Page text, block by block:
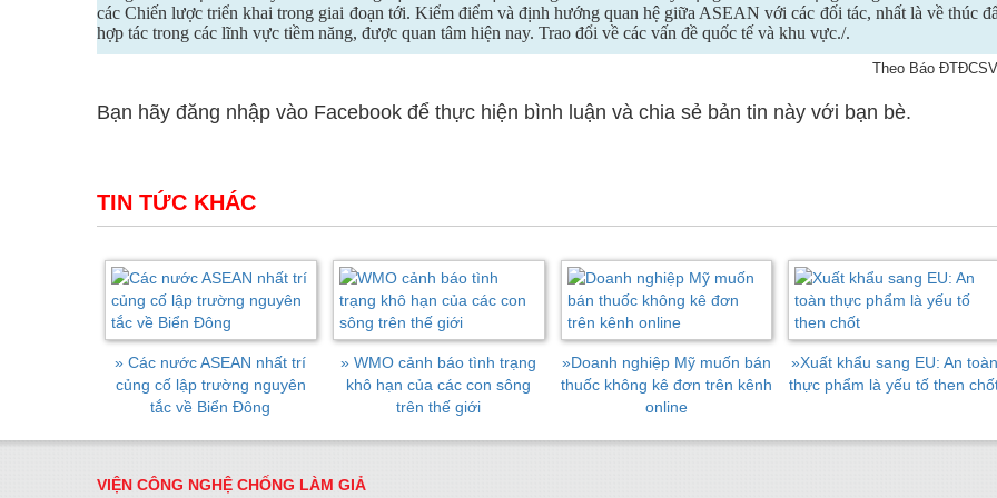
các Chiến lược triển khai trong giai đoạn tới. Kiểm điểm và định hướng quan hệ giữa ASEAN với các đối tác, nhất là về thúc
hợp tác trong các lĩnh vực tiềm năng, được quan tâm hiện nay. Trao đổi về các vấn đề quốc tế và khu vực./.
Theo Báo
Bạn hãy đăng nhập vào Facebook để thực hiện bình luận và chia sẻ bản tin này với bạn bè.
TIN TỨC KHÁC
» Các nước ASEAN nhất trí
củng cố lập trường nguyên
tắc về Biển Đông
» WMO cảnh báo tình trạng
khô hạn của các con sông
trên thế giới
»Doanh nghiệp Mỹ muốn bán
thuốc không kê đơn trên kênh
online
»Xuất khẩu sang EU: An toàn
thực phẩm là yếu tố then
VIỆN CÔNG NGHỆ CHỐNG LÀM GIẢ